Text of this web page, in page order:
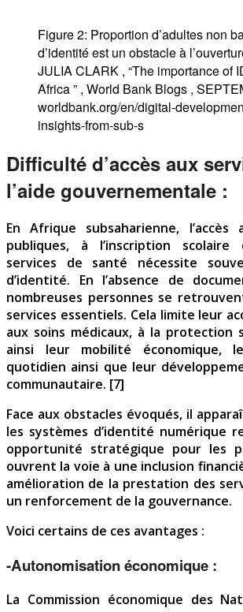
Figure 2: Proportion d’adultes non
d’identité est un obstacle à
JULIA CLARK , “The importance of
Africa ” , World Bank Blogs ,
worldbank.org/en/digital-
insights-from-sub-s
Difficulté d’accès aux
l’aide gouvernementale :
En Afrique subsaharienne, l’accès
publiques, à l’inscription
services de santé nécessite
d’identité. En l’absence de
nombreuses personnes se
services essentiels. Cela limite leur
aux soins médicaux, à la protection
ainsi leur mobilité économique,
quotidien ainsi que leur
communautaire. [7]
Face aux obstacles évoqués, il
les systèmes d’identité numérique
opportunité stratégique pour les
ouvrent la voie à une inclusion
amélioration de la prestation des
un renforcement de la gouvernance.
Voici certains de ces avantages :
-Autonomisation économique :
La Commission économique des